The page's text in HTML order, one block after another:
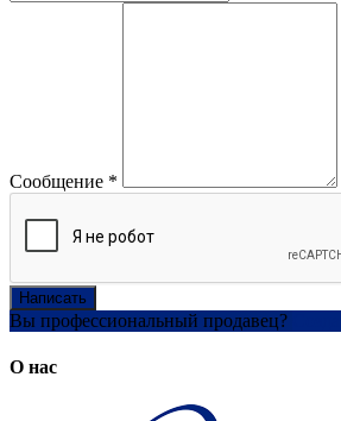
Сообщение *
Написать
Вы профессиональный продавец?
О нас